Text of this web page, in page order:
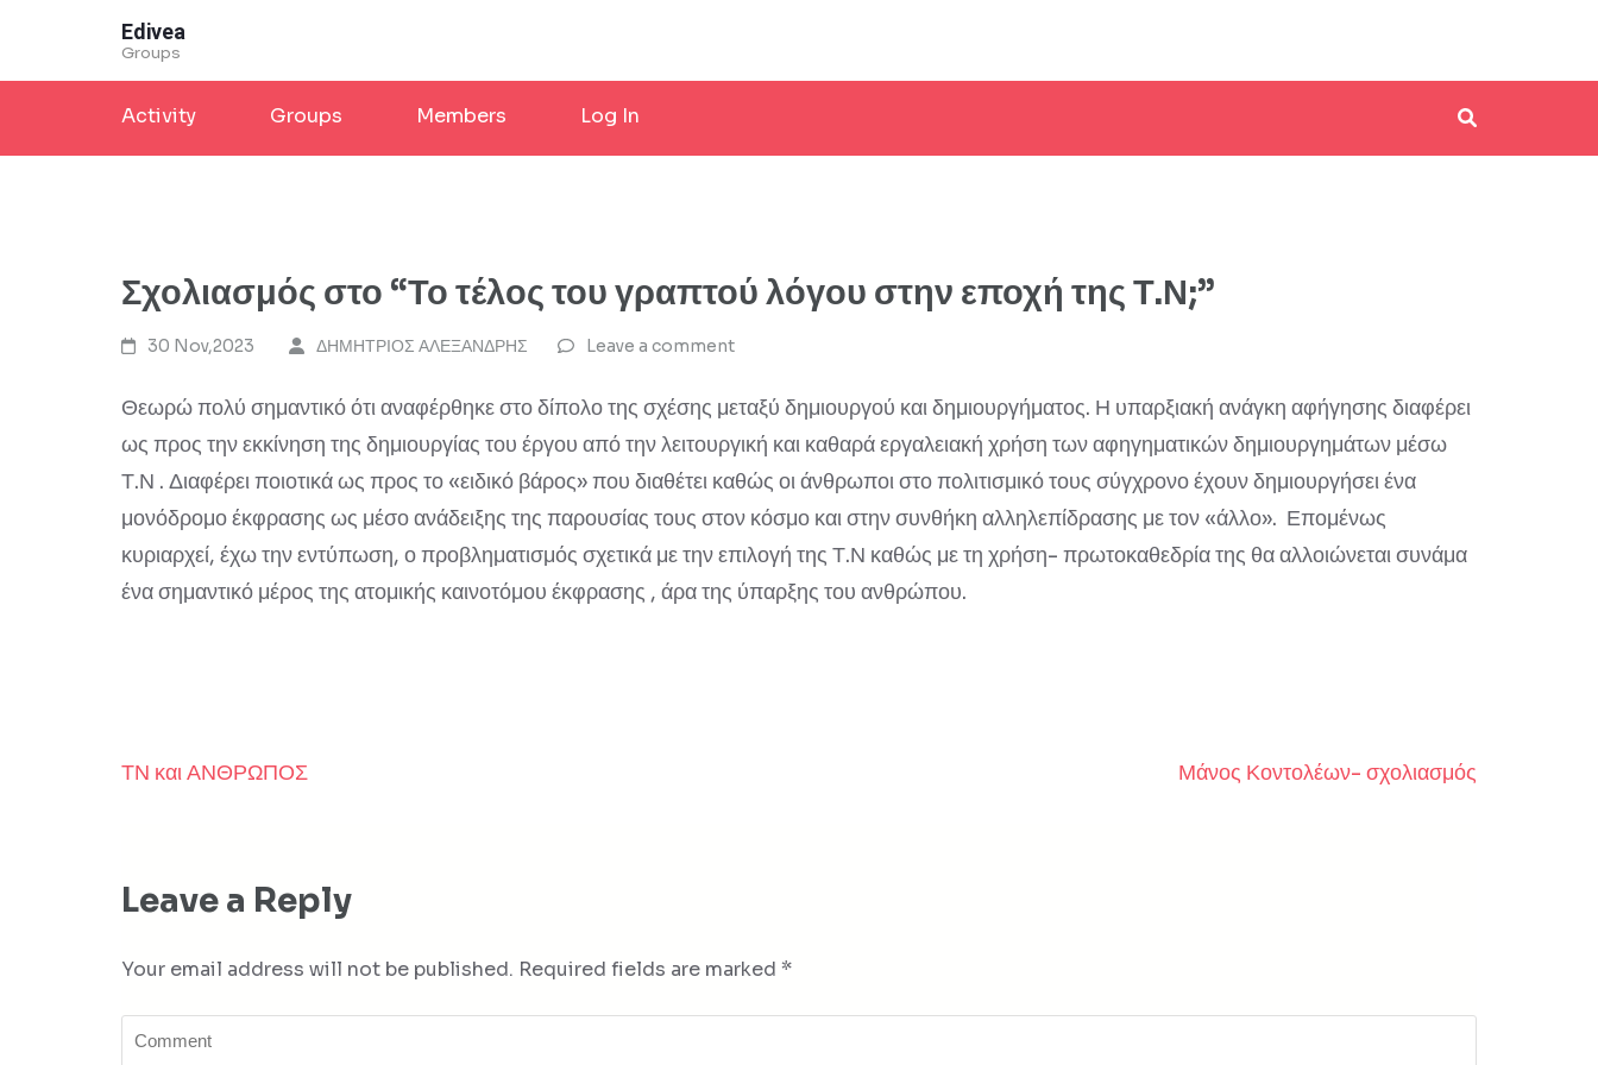
Enter)
Edivea
Groups
Activity Groups Members Log In
Σχολιασμός στο “Το τέλος του γραπτού λόγου στην εποχή της Τ.Ν;”
30 Nov,2023 ΔΗΜΗΤΡΙΟΣ ΑΛΕΞΑΝΔΡΗΣ Leave a comment
Θεωρώ πολύ σημαντικό ότι αναφέρθηκε στο δίπολο της σχέσης μεταξύ δημιουργού και δημιουργήματος. Η υπαρξιακή ανάγκη αφήγησης διαφέρει
ως προς την εκκίνηση της δημιουργίας του έργου από την λειτουργική και καθαρά εργαλειακή χρήση των αφηγηματικών δημιουργημάτων μέσω
Τ.Ν . Διαφέρει ποιοτικά ως προς το «ειδικό βάρος» που διαθέτει καθώς οι άνθρωποι στο πολιτισμικό τους σύγχρονο έχουν δημιουργήσει ένα
μονόδρομο έκφρασης ως μέσο ανάδειξης της παρουσίας τους στον κόσμο και στην συνθήκη αλληλεπίδρασης με τον «άλλο». Επομένως
κυριαρχεί, έχω την εντύπωση, ο προβληματισμός σχετικά με την επιλογή της Τ.Ν καθώς με τη χρήση- πρωτοκαθεδρία της θα αλλοιώνεται συνάμα
ένα σημαντικό μέρος της ατομικής καινοτόμου έκφρασης , άρα της ύπαρξης του ανθρώπου.
Post
ΤΝ και ΑΝΘΡΩΠΟΣ Μάνος Κοντολέων- σχολιασμός
Leave a Reply
Your email address will not be published. Required fields are marked *
Comment